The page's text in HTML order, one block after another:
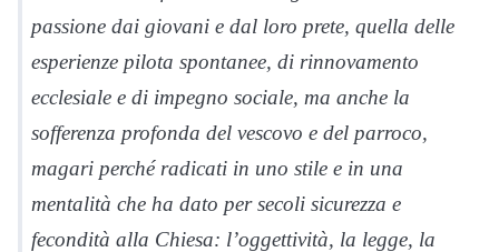
passione dai giovani e dal loro prete, quella delle
esperienze pilota spontanee, di rinnovamento
ecclesiale e di impegno sociale, ma anche la
sofferenza profonda del vescovo e del parroco,
magari perché radicati in uno stile e in una
mentalità che ha dato per secoli sicurezza e
fecondità alla Chiesa: l’oggettività, la legge, la